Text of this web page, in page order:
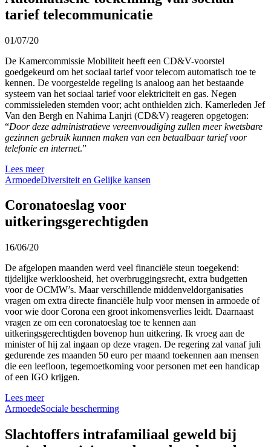
tarief telecommunicatie
01/07/20
De Kamercommissie Mobiliteit heeft een CD&V-voorstel
goedgekeurd om het sociaal tarief voor telecom automatisch toe te
kennen. De voorgestelde regeling is analoog aan het bestaande
systeem van het sociaal tarief voor elektriciteit en gas. Negen
commissieleden stemden voor; acht onthielden zich. Kamerleden Jef
Van den Bergh en Nahima Lanjri (CD&V) reageren opgetogen:
“Door deze administratieve vereenvoudiging zullen meer kwetsbare
gezinnen gebruik kunnen maken van een betaalbaar tarief voor
telefonie en internet.”
Lees meer
ArmoedeDiversiteit en Gelijke kansen
Coronatoeslag voor
uitkeringsgerechtigden
16/06/20
De afgelopen maanden werd veel financiële steun toegekend:
tijdelijke werkloosheid, het overbruggingsrecht, extra budgetten
voor de OCMW’s. Maar verschillende middenveldorganisaties
vragen om extra directe financiële hulp voor mensen in armoede of
voor wie door Corona een groot inkomensverlies leidt. Daarnaast
vragen ze om een coronatoeslag toe te kennen aan
uitkeringsgerechtigden bovenop hun uitkering. Ik vroeg aan de
minister of hij zal ingaan op deze vragen. De regering zal vanaf juli
gedurende zes maanden 50 euro per maand toekennen aan mensen
die een leefloon, tegemoetkoming voor personen met een handicap
of een IGO krijgen.
Lees meer
ArmoedeSociale bescherming
Slachtoffers intrafamiliaal geweld bij